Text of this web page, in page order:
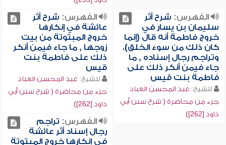
الفهرس: شرح أثر
سليمان بن يسار في
خروج فاطمة أنه قال (إنما
كان ذلك من سوء الخلق)،
وتراجم رجال إسناده , ما
جاء فيمن أنكر ذلك على
فاطمة بنت قيس
للشيخ: عبد المحسن العباد
جزء من محاضرة ( شرح سنن أبي
داود [262])
الفهرس: شرح أثر
عائشة في إنكارها
خروج المبتوتة من بيت
زوجها , ما جاء فيمن أنكر
ذلك على فاطمة بنت
قيس
للشيخ: عبد المحسن العباد
جزء من محاضرة ( شرح سنن أبي
داود [262])
الفهرس: تراجم
رجال إسناد أثر عائشة
في إنكارها خروج المبتوتة